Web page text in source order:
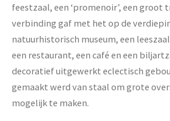
feestzaal, een ‘promenoir’, een groot
verbinding gaf met het op de
natuurhistorisch museum, een
een restaurant, een café en een
decoratief uitgewerkt eclectisch
gemaakt werd van staal om grote
mogelijk te maken.